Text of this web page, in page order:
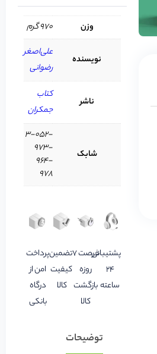
وزن 970 گرم
نویسنده
علی‌اصغر
رضوانی
ناشر
کتاب
جمکران
شابک
3-052-
973-
964-
978
پشتیبانی
24
ساعته
فرصت 7
روزه
بازگشت
کالا
تضمین
کیفیت
کالا
پرداخت
امن از
درگاه
بانکی
توضیحات